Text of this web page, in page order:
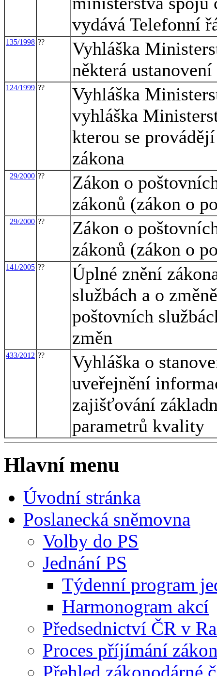
vydává Telefonní
135/1998 ??
Vyhláška
některá
124/1999 ??
Vyhláška
vyhláška
kterou se
zákona
29/2000 ??
Zákon o
zákonů (zákon o
29/2000 ??
Zákon o
zákonů (zákon o
141/2005 ??
Úplné znění
službách a o
poštovních
změn
433/2012 ??
Vyhláška o
uveřejnění
zajišťování
parametrů kvality
Hlavní menu
Úvodní stránka
Poslanecká sněmovna
Volby do PS
Jednání PS
Týdenní program
Harmonogram akcí
Předsednictví ČR v
Proces příjímání
Přehled zákonodárné